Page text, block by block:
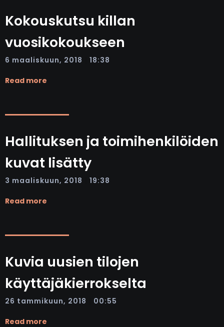
Kokouskutsu killan
vuosikokoukseen
6 maaliskuun, 2018 18:38
Read more
Hallituksen ja toimihenkilöiden
kuvat lisätty
3 maaliskuun, 2018 19:38
Read more
Kuvia uusien tilojen
käyttäjäkierrokselta
26 tammikuun, 2018 00:55
Read more